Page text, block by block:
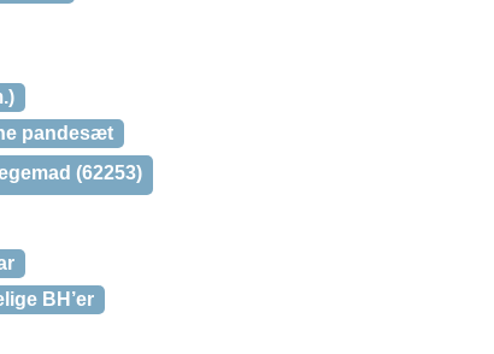
pandesæt
(62253)
BH’er